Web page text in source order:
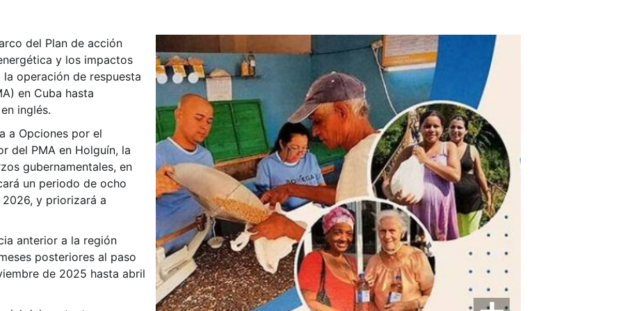
del Plan de acción
y los impactos
operación de respuesta
en Cuba hasta
inglés.
a Opciones por el
del PMA en Holguín, la
gubernamentales, en
un periodo de ocho
y priorizará a
anterior a la región
posteriores al paso
de 2025 hasta abril